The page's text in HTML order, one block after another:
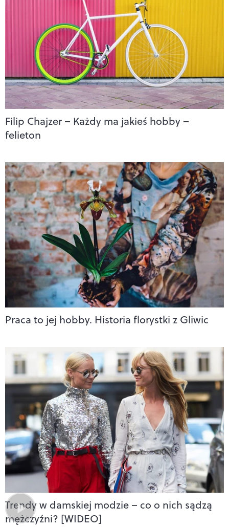
Filip Chajzer – Każdy ma jakieś hobby –
felieton
Praca to jej hobby. Historia florystki z Gliwic
Trendy w damskiej modzie – co o nich sądzą
mężczyźni? [WIDEO]